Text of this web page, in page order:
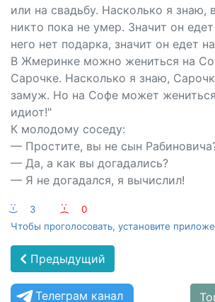
или на свадьбу. Насколько я знаю,
никто пока не умер. Значит он
него нет подарка, значит он едет
В Жмеринке можно жениться на
Сарочке. Насколько я знаю,
замуж. Но на Софе может
идиот!"
К молодому соседу:
— Простите, вы не сын
— Да, а как вы догадались?
— Я не догадался, я вычислил!
:-) 3 :-(
0
Чтобы проголосовать, установите
Предыдущий
Телеграм канал